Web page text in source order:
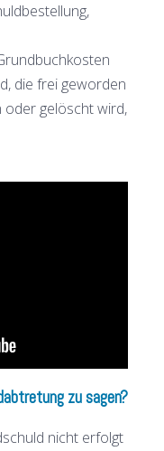
die frei geworden
oder gelöscht wird,
zu sagen?
nicht erfolgt